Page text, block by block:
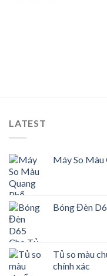
LATEST
Máy So Màu
Bóng Đèn
Tủ so màu
chính xác